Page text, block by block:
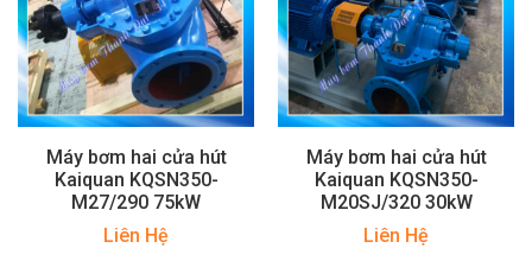
Máy bơm hai cửa hút
Kaiquan KQSN350-
M27/290 75kW
Liên Hệ
Máy bơm hai cửa hút
Kaiquan KQSN350-
M20SJ/320 30kW
Liên Hệ